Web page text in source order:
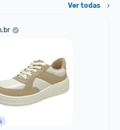
Ver todas